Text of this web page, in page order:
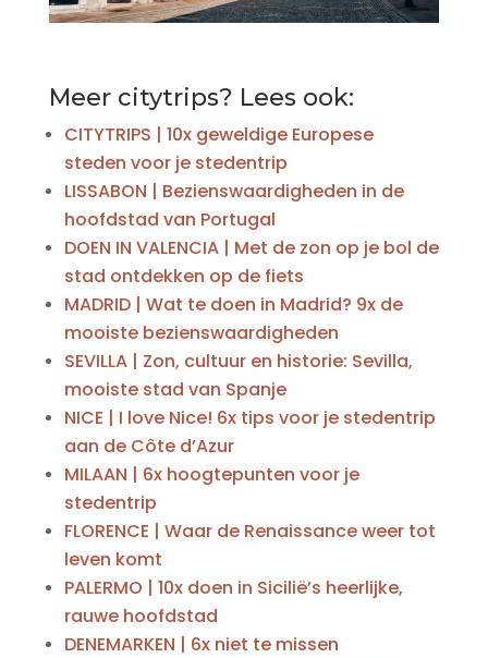
Meer citytrips? Lees ook:
CITYTRIPS | 10x geweldige Europese
steden voor je stedentrip
LISSABON | Bezienswaardigheden in de
hoofdstad van Portugal
DOEN IN VALENCIA | Met de zon op je bol de
stad ontdekken op de fiets
MADRID | Wat te doen in Madrid? 9x de
mooiste bezienswaardigheden
SEVILLA | Zon, cultuur en historie: Sevilla,
mooiste stad van Spanje
NICE | I love Nice! 6x tips voor je stedentrip
aan de Côte d’Azur
MILAAN | 6x hoogtepunten voor je
stedentrip
FLORENCE | Waar de Renaissance weer tot
leven komt
PALERMO | 10x doen in Sicilië’s heerlijke,
rauwe hoofdstad
DENEMARKEN | 6x niet te missen